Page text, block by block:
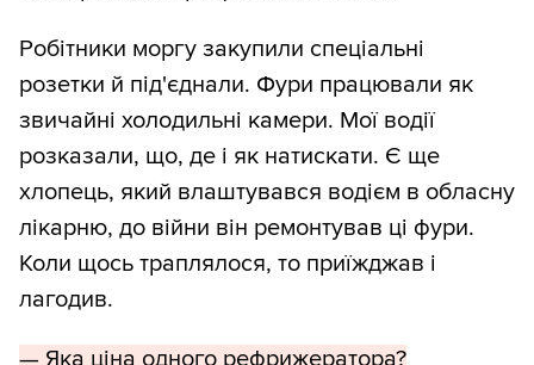
Робітники моргу закупили спеціальні
розетки й під'єднали. Фури працювали як
звичайні холодильні камери. Мої водії
розказали, що, де і як натискати. Є ще
хлопець, який влаштувався водієм в обласну
лікарню, до війни він ремонтував ці фури.
Коли щось траплялося, то приїжджав і
лагодив.